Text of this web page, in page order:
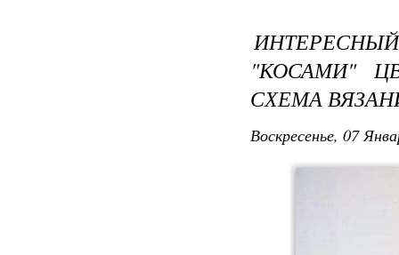
"КОСАМИ"
СХЕМА
Воскресенье, 07